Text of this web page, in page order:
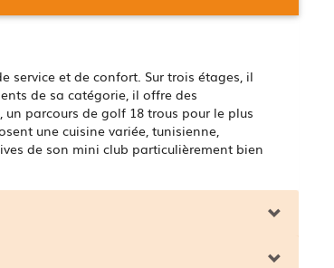
service et de confort. Sur trois étages, il
de sa catégorie, il offre des
parcours de golf 18 trous pour le plus
une cuisine variée, tunisienne,
de son mini club particulièrement bien